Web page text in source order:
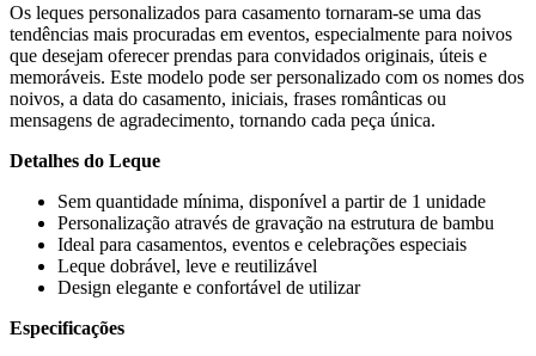
Os leques personalizados para casamento tornaram-se uma das
tendências mais procuradas em eventos, especialmente para noivos
que desejam oferecer prendas para convidados originais, úteis e
memoráveis. Este modelo pode ser personalizado com os nomes dos
noivos, a data do casamento, iniciais, frases românticas ou
mensagens de agradecimento, tornando cada peça única.
Detalhes do Leque
Sem quantidade mínima, disponível a partir de 1 unidade
Personalização através de gravação na estrutura de bambu
Ideal para casamentos, eventos e celebrações especiais
Leque dobrável, leve e reutilizável
Design elegante e confortável de utilizar
Especificações